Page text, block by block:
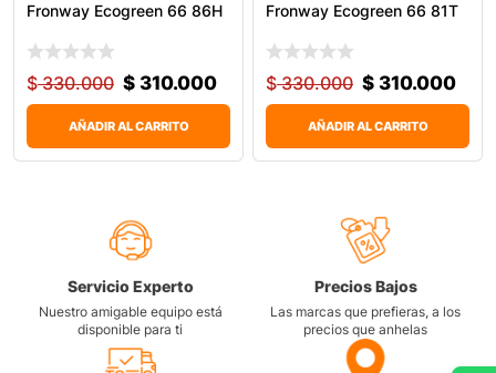
Fronway Ecogreen 66 86H
$330.000 $ 310.000
AÑADIR AL CARRITO
Fronway Ecogreen 66 81T
$330.000 $ 310.000
AÑADIR AL CARRITO
Servicio Experto
Nuestro amigable equipo está
disponible para ti
Precios Bajos
Las marcas que prefieras, a los
precios que anhelas